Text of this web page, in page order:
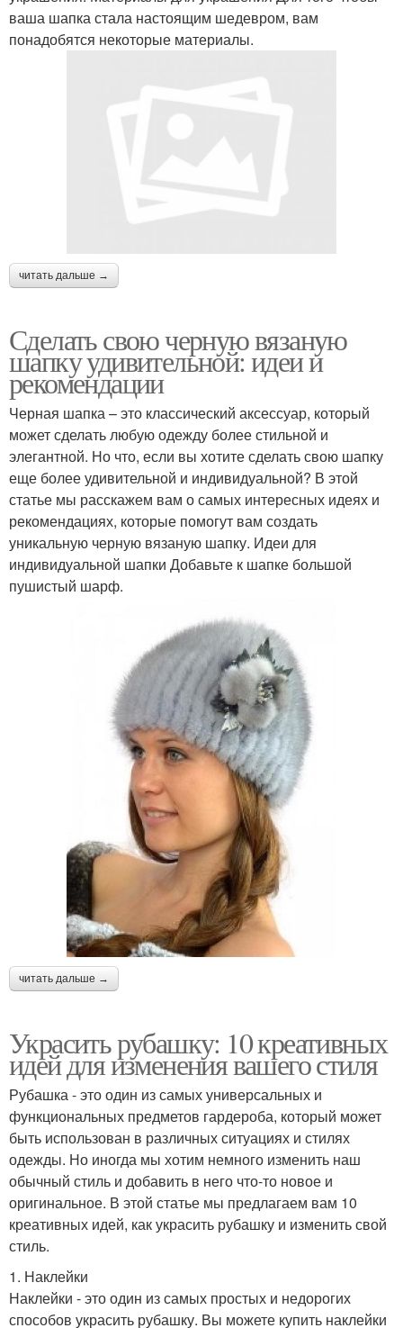
ваша шапка стала настоящим шедевром, вам
понадобятся некоторые материалы.
читать дальше →
Сделать свою черную вязаную
шапку удивительной: идеи и
рекомендации
Черная шапка – это классический аксессуар, который
может сделать любую одежду более стильной и
элегантной. Но что, если вы хотите сделать свою шапку
еще более удивительной и индивидуальной? В этой
статье мы расскажем вам о самых интересных идеях и
рекомендациях, которые помогут вам создать
уникальную черную вязаную шапку. Идеи для
индивидуальной шапки Добавьте к шапке большой
пушистый шарф.
читать дальше →
Украсить рубашку: 10 креативных
идей для изменения вашего стиля
Рубашка - это один из самых универсальных и
функциональных предметов гардероба, который может
быть использован в различных ситуациях и стилях
одежды. Но иногда мы хотим немного изменить наш
обычный стиль и добавить в него что-то новое и
оригинальное. В этой статье мы предлагаем вам 10
креативных идей, как украсить рубашку и изменить свой
стиль.
1. Наклейки
Наклейки - это один из самых простых и недорогих
способов украсить рубашку. Вы можете купить наклейки